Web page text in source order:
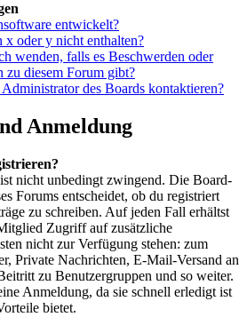
entwickelt?
x oder y nicht enthalten?
wenden, falls es Beschwerden oder
zu diesem Forum gibt?
des Boards kontaktieren?
Anmeldung
nicht unbedingt zwingend. Die Board-
Forums entscheidet, ob du registriert
zu schreiben. Auf jeden Fall erhältst
Zugriff auf zusätzliche
nicht zur Verfügung stehen: zum
Private Nachrichten, E-Mail-Versand an
zu Benutzergruppen und so weiter.
Anmeldung, da sie schnell erledigt ist
bietet.